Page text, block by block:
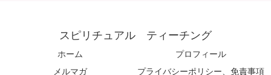
スピリチュアル ティーチング
ホーム
プロフィール
メルマガ
プライバシーポリシー、免責事項